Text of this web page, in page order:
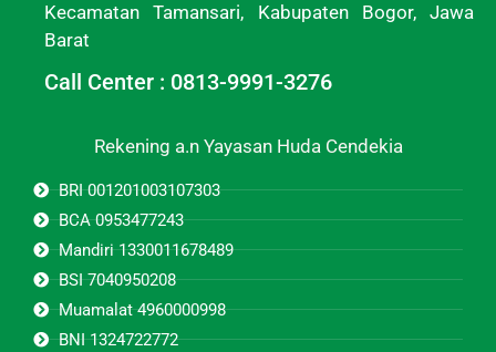
Kecamatan Tamansari, Kabupaten Bogor, Jawa
Barat
Call Center : 0813-9991-3276
Rekening a.n Yayasan Huda Cendekia
BRI 001201003107303
BCA 0953477243
Mandiri 1330011678489
BSI 7040950208
Muamalat 4960000998
BNI 1324722772